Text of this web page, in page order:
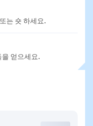
는 숏 하세요.
얻으세요.